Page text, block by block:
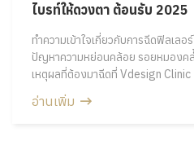
ไบรท์ให้ดวงตา ต้อนรับ 2025
ทำความเข้าใจเกี่ยวกับการฉีดฟิลเล
ปัญหาความหย่อนคล้อย รอยหมองคล้
เหตุผลที่ต้องมาฉีดที่ Vdesign Clinic
อ่านเพิ่ม